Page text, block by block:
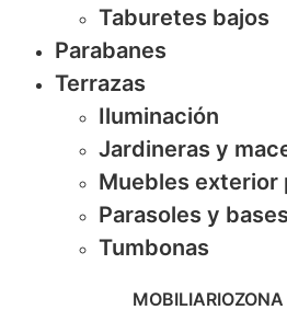
Taburetes bajos
Parabanes
Terrazas
Iluminación
Jardineras y
Muebles exterior
Parasoles y bases
Tumbonas
MOBILIARIO